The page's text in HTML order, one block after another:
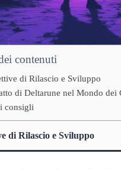
contenuti
di Rilascio e Sviluppo
di Deltarune nel Mondo dei
consigli
di Rilascio e Sviluppo